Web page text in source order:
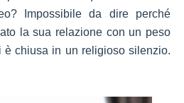
Impossibile da dire perché
la sua relazione con un peso
è chiusa in un religioso silenzio.